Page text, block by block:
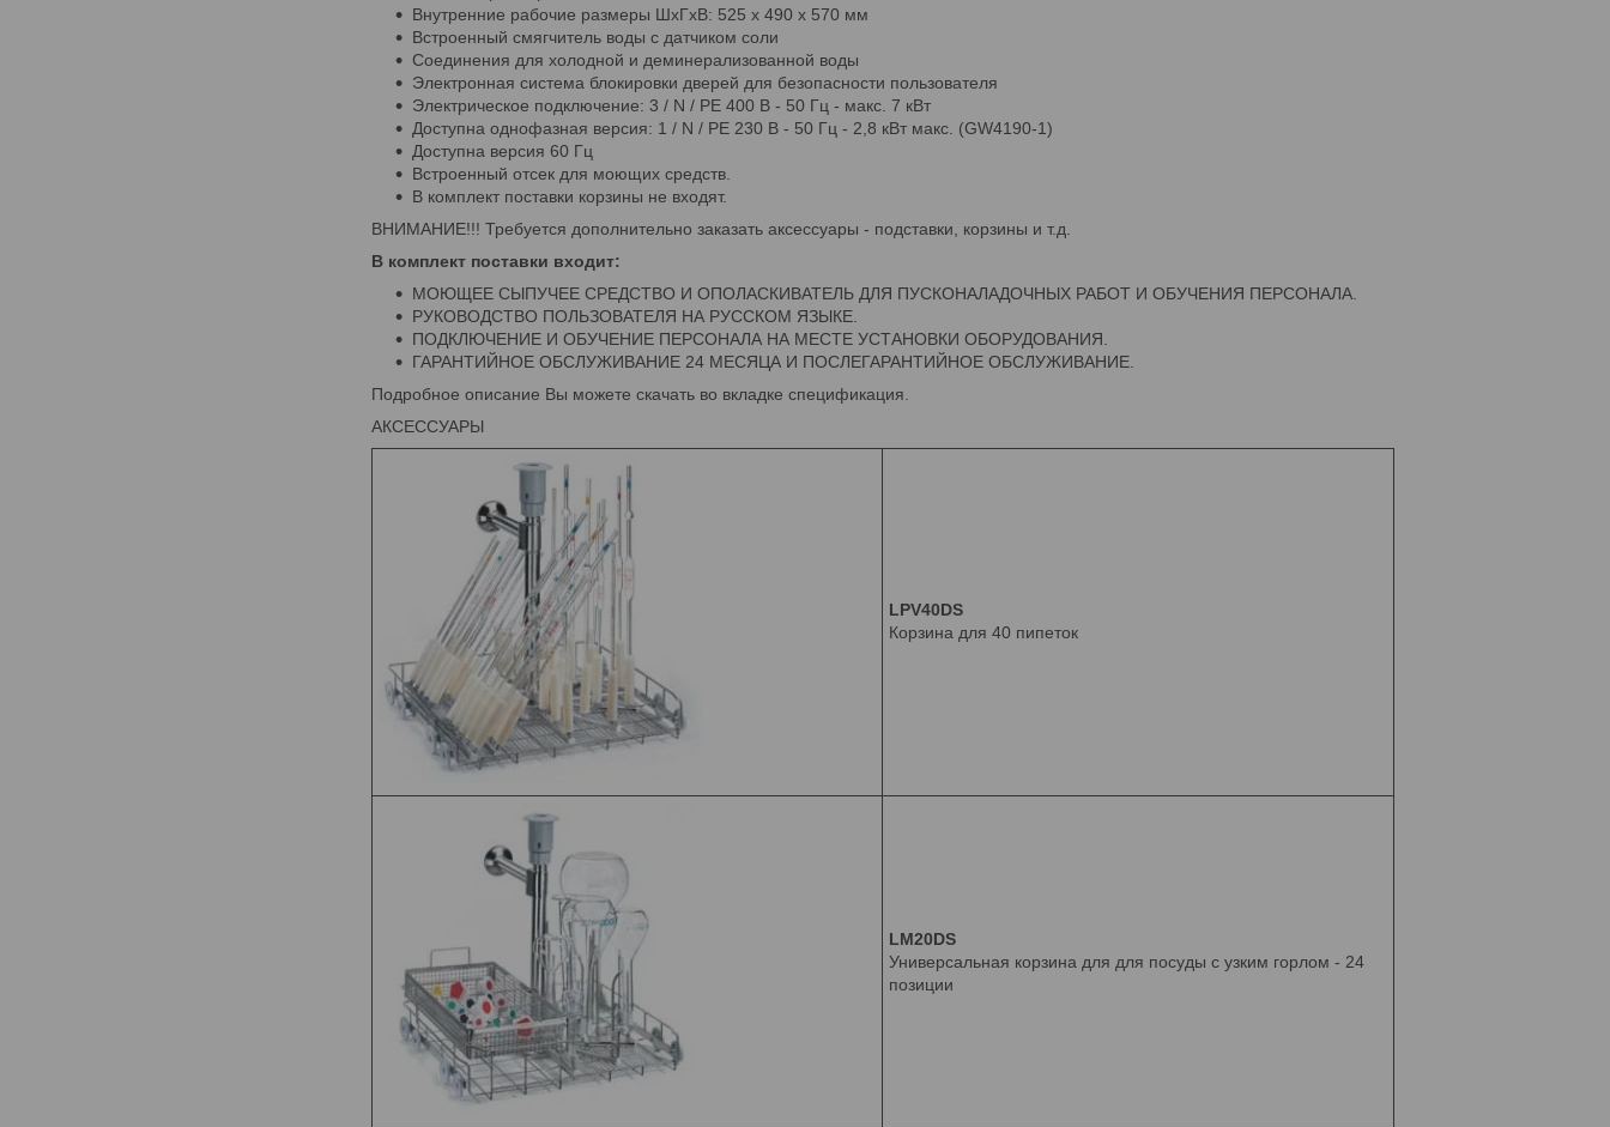
Внутренние рабочие размеры ШxГxВ: 525 x 490 x 570 мм
Встроенный смягчитель воды с датчиком соли
Соединения для холодной и деминерализованной воды
Электронная система блокировки дверей для безопасности пользователя
Электрическое подключение: 3 / N / PE 400 В - 50 Гц - макс. 7 кВт
Доступна однофазная версия: 1 / N / PE 230 В - 50 Гц - 2,8 кВт макс. (GW4190-1)
Доступна версия 60 Гц
Встроенный отсек для моющих средств.
В комплект поставки корзины не входят.
ВНИМАНИЕ!!! Требуется дополнительно заказать аксессуары - подставки, корзины и т.д.
В комплект поставки входит:
МОЮЩЕЕ СЫПУЧЕЕ СРЕДСТВО И ОПОЛАСКИВАТЕЛЬ ДЛЯ ПУСКОНАЛАДОЧНЫХ РАБОТ И ОБУЧЕНИЯ ПЕРСОНАЛА.
РУКОВОДСТВО ПОЛЬЗОВАТЕЛЯ НА РУССКОМ ЯЗЫКЕ.
ПОДКЛЮЧЕНИЕ И ОБУЧЕНИЕ ПЕРСОНАЛА НА МЕСТЕ УСТАНОВКИ ОБОРУДОВАНИЯ.
ГАРАНТИЙНОЕ ОБСЛУЖИВАНИЕ 24 МЕСЯЦА И ПОСЛЕГАРАНТИЙНОЕ ОБСЛУЖИВАНИЕ.
Подробное описание Вы можете скачать во вкладке спецификация.
АКСЕССУАРЫ
LPV40DS
Корзина для 40 пипеток
LM20DS
Универсальная корзина для для посуды с узким горлом - 24
позиции